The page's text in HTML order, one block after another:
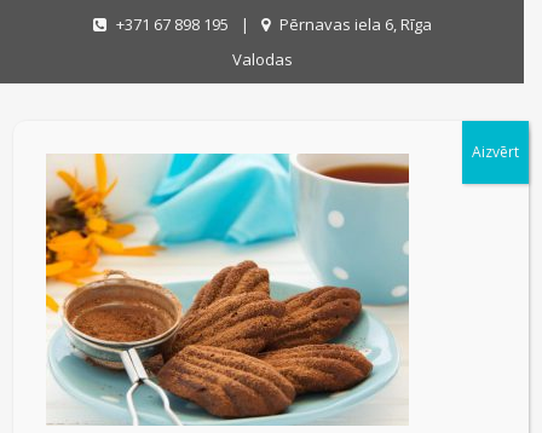
+371 67 898 195 |
Pērnavas iela 6, Rīga
Valodas
M-PRODUCT-12
Aizvērt